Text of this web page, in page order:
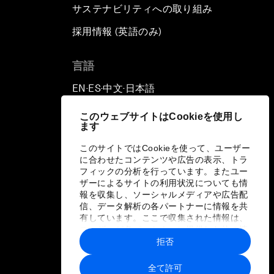
このウェブサイトはCookieを使用し
ます
このサイトではCookieを使って、ユーザー
に合わせたコンテンツや広告の表示、トラ
フィックの分析を行っています。またユー
ザーによるサイトの利用状況についても情
報を収集し、ソーシャルメディアや広告配
信、データ解析の各パートナーに情報を共
有しています。ここで収集された情報は、
ユーザーが各パートナーに提供した他の情
報や各パートナーのサービスを使用した際
に収集された情報と組み合わされ、各パー
トナーによって使用されることがありま
全て許可
拒否
サステナビリティへの取り組み
採用情報 (英語のみ)
言語
EN ▪ ES▪中文▪ 日本語